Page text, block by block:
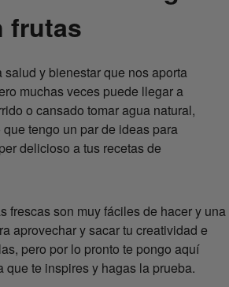
frutas
salud y bienestar que nos aporta
muchas veces puede llegar a
o cansado tomar agua natural,
tengo un par de ideas para
delicioso a tus recetas de
frescas son muy fáciles de hacer y una
aprovechar y sacar tu creatividad e
pero por lo pronto te pongo aquí
que te inspires y hagas la prueba.